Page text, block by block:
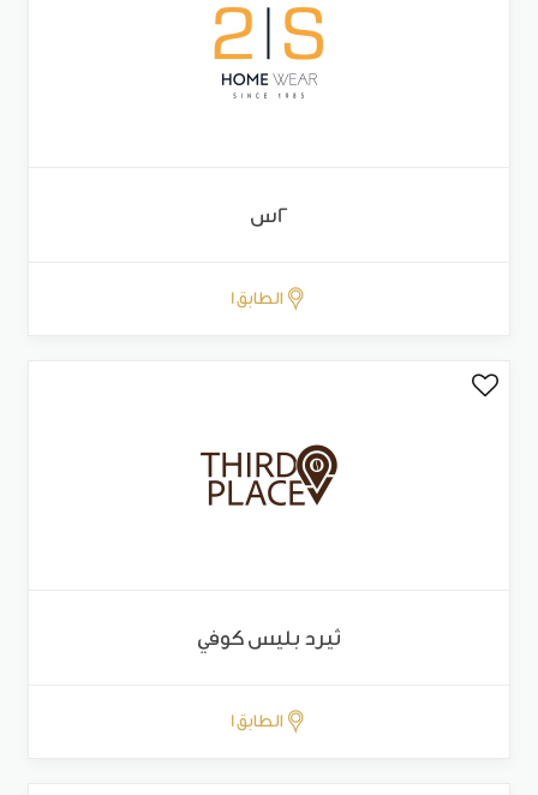
2س
الطابق 1
ثيرد بليس كوفي
الطابق 1